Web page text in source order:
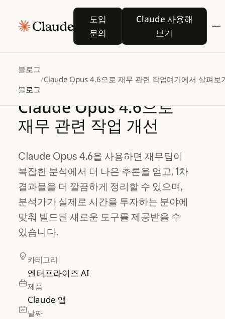
도입
문의
도입 문의
Claude 사용해
보기
Claude 사용해 보
블로그
블로그
/Claude Opus 4.6으로 재무 관련 작업 개선여기에서 살펴보
ClaudeOpus4.6으로
재무 관련 작업 개선
Claude Opus 4.6을 사용하면 재무팀이
복잡한 분석에서 더 나은 추론을 얻고, 1차
결과물을 더 깔끔하게 정리할 수 있으며,
분석가가 실제로 시간을 투자하는 분야에
맞춰 빌드된 새로운 도구를 제공받을 수
있습니다.
카테고리
엔터프라이즈 AI
제품
Claude 앱
날짜